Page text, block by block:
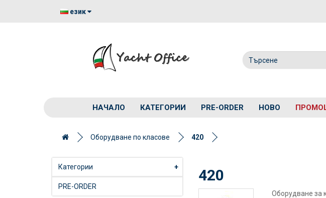
език
НАЧАЛО КАТЕГОРИИ PRE-ORDER НОВО
Оборудване по класове 420
Категории +
PRE-ORDER
420
Оборудване за